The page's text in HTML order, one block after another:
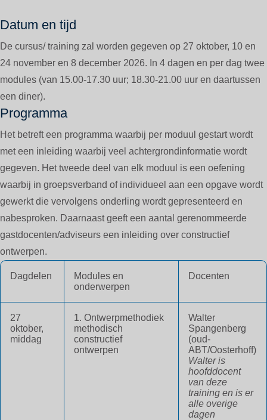
Datum en tijd
De cursus/ training zal worden gegeven op 27 oktober, 10 en
24 november en 8 december 2026. In 4 dagen en per dag twee
modules (van 15.00-17.30 uur; 18.30-21.00 uur en daartussen
een diner).
Programma
Het betreft een programma waarbij per moduul gestart wordt
met een inleiding waarbij veel achtergrondinformatie wordt
gegeven. Het tweede deel van elk moduul is een oefening
waarbij in groepsverband of individueel aan een opgave wordt
gewerkt die vervolgens onderling wordt gepresenteerd en
nabesproken. Daarnaast geeft een aantal gerenommeerde
gastdocenten/adviseurs een inleiding over constructief
ontwerpen.
Dagdelen
Modules en
onderwerpen
Docenten
27
oktober,
middag
1. Ontwerpmethodiek
methodisch
constructief
ontwerpen
Walter
Spangenberg
(oud-
ABT/Oosterhoff)
Walter is
hoofddocent
van deze
training en is er
alle overige
dagen